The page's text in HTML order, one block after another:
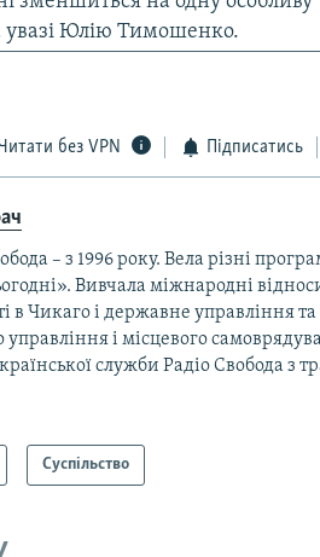
Юлію Тимошенко.
без VPN Підписатись
– з 1996 року. Вела різні
Вивчала міжнародні
в Чикаго і державне управління та
і місцевого
служби Радіо Свобода з
Суспільство